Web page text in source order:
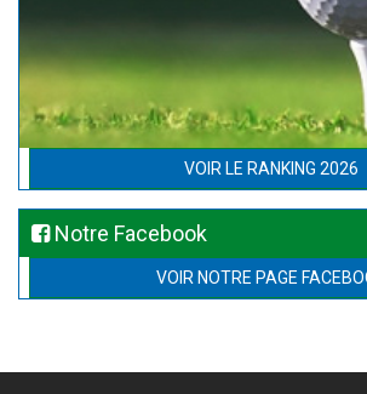
VOIR LE RANKING 2026
Notre Facebook
VOIR NOTRE PAGE